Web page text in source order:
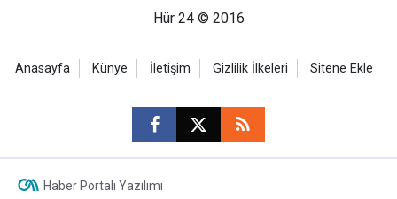
Hür 24 © 2016
Anasayfa Künye İletişim Gizlilik İlkeleri Sitene Ekle
Haber Portalı Yazılımı